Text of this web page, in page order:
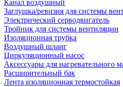
Канал воздушный
Заглушка/ревизия для системы
Электрический серводвигатель
Тройник для системы вентиляции
Изоляционная трубка
Воздушный шланг
Циркуляционный насос
Аксессуары для нагревательного
Расширительный бак
Лента изоляционная термостойкая